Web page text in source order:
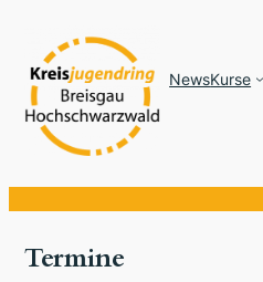
NewsKurse
Termine